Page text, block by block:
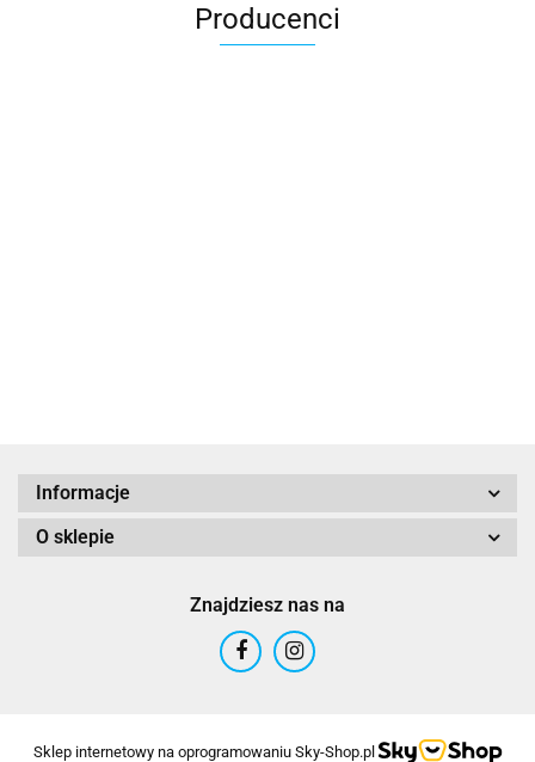
Producenci
Informacje
O sklepie
Znajdziesz nas na
Sklep internetowy na oprogramowaniu Sky-Shop.pl